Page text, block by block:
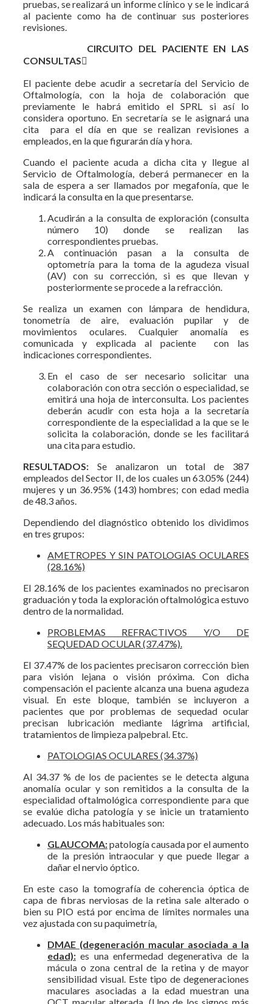
pruebas, se realizará un informe clínico y se le indicará
al paciente como ha de continuar sus posteriores
revisiones.
CIRCUITO DEL PACIENTE EN LAS
CONSULTAS
El paciente debe acudir a secretaría del Servicio de
Oftalmología, con la hoja de colaboración que
previamente le habrá emitido el SPRL si así lo
considera oportuno. En secretaría se le asignará una
cita para el día en que se realizan revisiones a
empleados, en la que figurarán día y hora.
Cuando el paciente acuda a dicha cita y llegue al
Servicio de Oftalmología, deberá permanecer en la
sala de espera a ser llamados por megafonía, que le
indicará la consulta en la que presentarse.
Acudirán a la consulta de exploración (consulta
número 10) donde se realizan las
correspondientes pruebas.
A continuación pasan a la consulta de
optometría para la toma de la agudeza visual
(AV) con su corrección, si es que llevan y
posteriormente se procede a la refracción.
Se realiza un examen con lámpara de hendidura,
tonometría de aire, evaluación pupilar y de
movimientos oculares. Cualquier anomalía es
comunicada y explicada al paciente con las
indicaciones correspondientes.
En el caso de ser necesario solicitar una
colaboración con otra sección o especialidad, se
emitirá una hoja de interconsulta. Los pacientes
deberán acudir con esta hoja a la secretaría
correspondiente de la especialidad a la que se le
solicita la colaboración, donde se les facilitará
una cita para estudio.
RESULTADOS: Se analizaron un total de 387
empleados del Sector II, de los cuales un 63.05% (244)
mujeres y un 36.95% (143) hombres; con edad media
de 48.3 años.
Dependiendo del diagnóstico obtenido los dividimos
en tres grupos:
AMETROPES Y SIN PATOLOGIAS OCULARES
(28.16%)
El 28.16% de los pacientes examinados no precisaron
graduación y toda la exploración oftalmológica estuvo
dentro de la normalidad.
PROBLEMAS REFRACTIVOS Y/O DE
SEQUEDAD OCULAR (37.47%).
El 37.47% de los pacientes precisaron corrección bien
para visión lejana o visión próxima. Con dicha
compensación el paciente alcanza una buena agudeza
visual. En este bloque, también se incluyeron a
pacientes que por problemas de sequedad ocular
precisan lubricación mediante lágrima artificial,
tratamientos de limpieza palpebral. Etc.
PATOLOGIAS OCULARES (34.37%)
Al 34.37 % de los de pacientes se le detecta alguna
anomalía ocular y son remitidos a la consulta de la
especialidad oftalmológica correspondiente para que
se evalúe dicha patología y se inicie un tratamiento
adecuado. Los más habituales son:
GLAUCOMA:patología causada por el aumento
de la presión intraocular y que puede llegar a
dañar el nervio óptico.
En este caso la tomografía de coherencia óptica de
capa de fibras nerviosas de la retina sale alterado o
bien su PIO está por encima de límites normales una
vez ajustada con su paquimetría
DMAE (degeneración macular asociada a la
edad): es una enfermedad degenerativa de la
mácula o zona central de la retina y de mayor
sensibilidad visual. Este tipo de degeneraciones
maculares asociadas a la edad muestran una